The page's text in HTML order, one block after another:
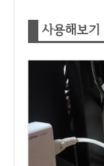
사용해보기